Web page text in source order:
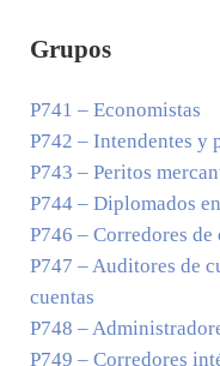
Grupos
P741 – Economistas
P742 – Intendentes y
P743 – Peritos
P744– Diplomados
P746 – Corredores
P747 – Auditores de
cuentas
P748 –
P749 – Corredores